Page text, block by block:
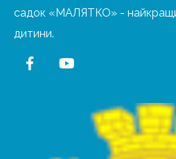
садок «МАЛЯТКО» -
дитини.